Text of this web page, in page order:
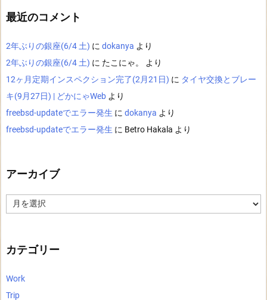
最近のコメント
2年ぶりの銀座(6/4 土) に dokanya より
2年ぶりの銀座(6/4 土) に たこにゃ。
より
12ヶ月定期インスペクション完了(2月21日) に タイヤ交換とブレー
キ(9月27日) | どかにゃWeb より
freebsd-updateでエラー発生 に dokanya より
freebsd-updateでエラー発生 に Betro Hakala より
アーカイブ
ー
カテゴリー
Work
Trip